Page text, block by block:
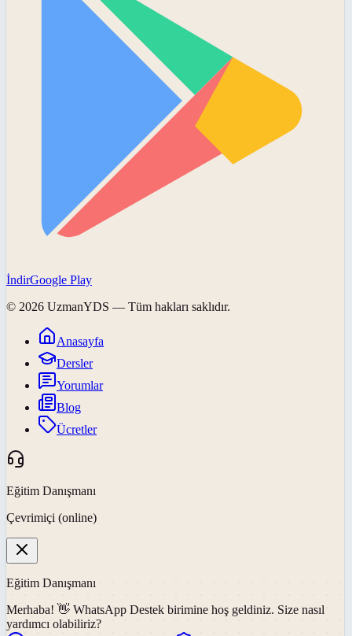
İndirGoogle Play
© 2026 UzmanYDS — Tüm hakları saklıdır.
Anasayfa
Dersler
Yorumlar
Blog
Ücretler
Eğitim Danışmanı
Çevrimiçi (online)
Eğitim Danışmanı
Merhaba! 👋 WhatsApp Destek birimine hoş geldiniz. Size nasıl
yardımcı olabiliriz?